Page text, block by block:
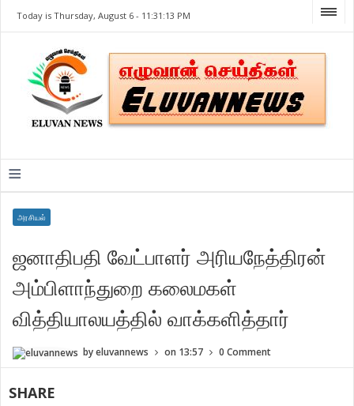
Today is Thursday, August 6 - 11:31:13 PM
≡
அரசியல்
ஜனாதிபதி வேட்பாளர் அரியநேத்திரன்
அம்பிளாந்துறை கலைமகள்
வித்தியாலயத்தில் வாக்களித்தார்
byeluvannews on 13:57 0 Comment
SHARE